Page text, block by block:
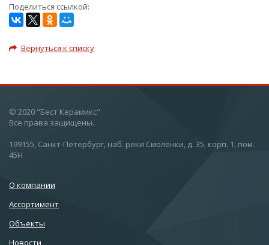
Поделиться ссылкой:
Вернуться к списку
© 2020 "Бест Керамикс"
Все права защищены.
199155, Санкт-Петербург, наб. реки Смоленки, д. 35, корп. 1, пом.
45Н
О компании
Ассортимент
Объекты
Новости